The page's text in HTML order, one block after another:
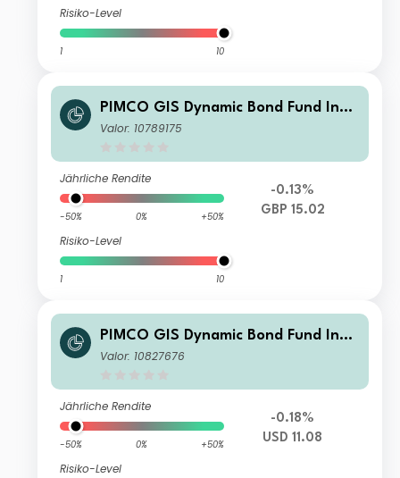
Risiko-Level
1 10
PIMCO GIS Dynamic Bond Fund Insti
tutional GBP (Hedged) Accumulation
Valor: 10789175
Jährliche Rendite
-50% 0% +50%
Risiko-Level
1 10
-0.13%
GBP 15.02
PIMCO GIS Dynamic Bond Fund Insti
tutional Income
Valor: 10827676
Jährliche Rendite
-50% 0% +50%
Risiko-Level
-0.18%
USD 11.08